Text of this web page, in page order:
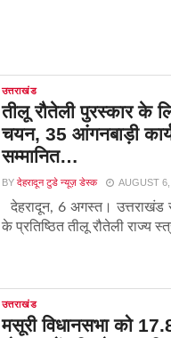
उत्तराखंड
तीलू रौतेली पुरस्कार के
चयन, 35 आंगनबाड़ी
सम्मानित…
BY देहरादून टुडे न्यूज़ डेस्क AUGUST
देहरादून, 6 अगस्त। उत्तराखंड
के प्रतिष्ठित तीलू रौतेली राज्य
उत्तराखंड
मसूरी विधानसभा को